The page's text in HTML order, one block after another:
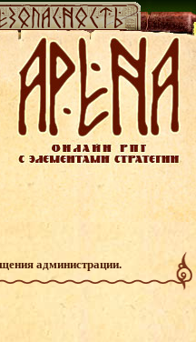
администрации.